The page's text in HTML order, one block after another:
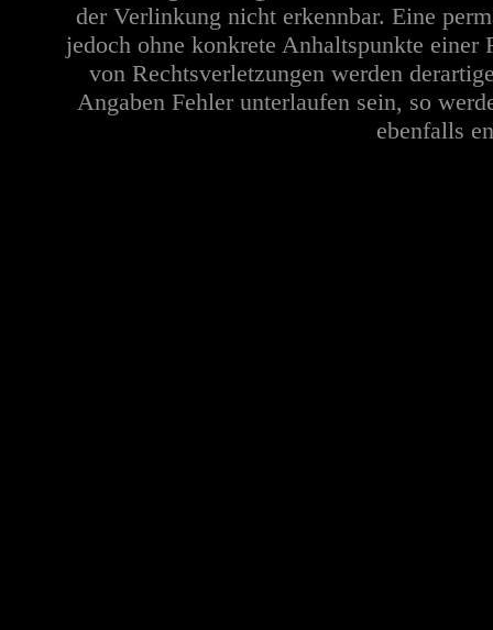
der Verlinkung nicht erkennbar. Eine
jedoch ohne konkrete Anhaltspunkte
von Rechtsverletzungen werden
Angaben Fehler unterlaufen sein, so
ebenfalls